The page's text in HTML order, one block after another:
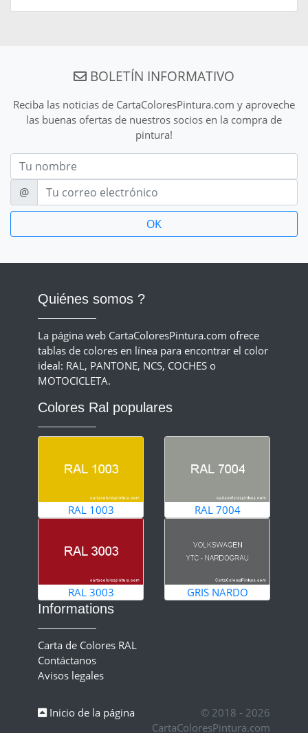
BOLETÍN INFORMATIVO
Reciba las noticias de CartaColoresPintura.com y aproveche
las buenas ofertas de nuestros socios en la compra de
pintura!
Nom
E-mail
@
Quiénes somos ?
La página web CartaColoresPintura.com ofrece
tablas de colores en línea para encontrar el color
ideal: RAL, PANTONE, NCS, COCHES o
MOTOCICLETA.
Colores Ral populares
RAL 1003 RAL 7004
RAL 3003 GRIS NARDO
Informations
Carta de Colores RAL
Contáctanos
Avisos legales
Inicio de la página
© 2018 - 2026
CartaColoresPintura.com